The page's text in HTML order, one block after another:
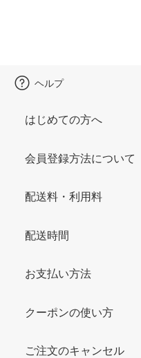
ヘルプ
はじめての方へ
会員登録方法について
配送料・利用料
配送時間
お支払い方法
クーポンの使い方
ご注文のキャンセル